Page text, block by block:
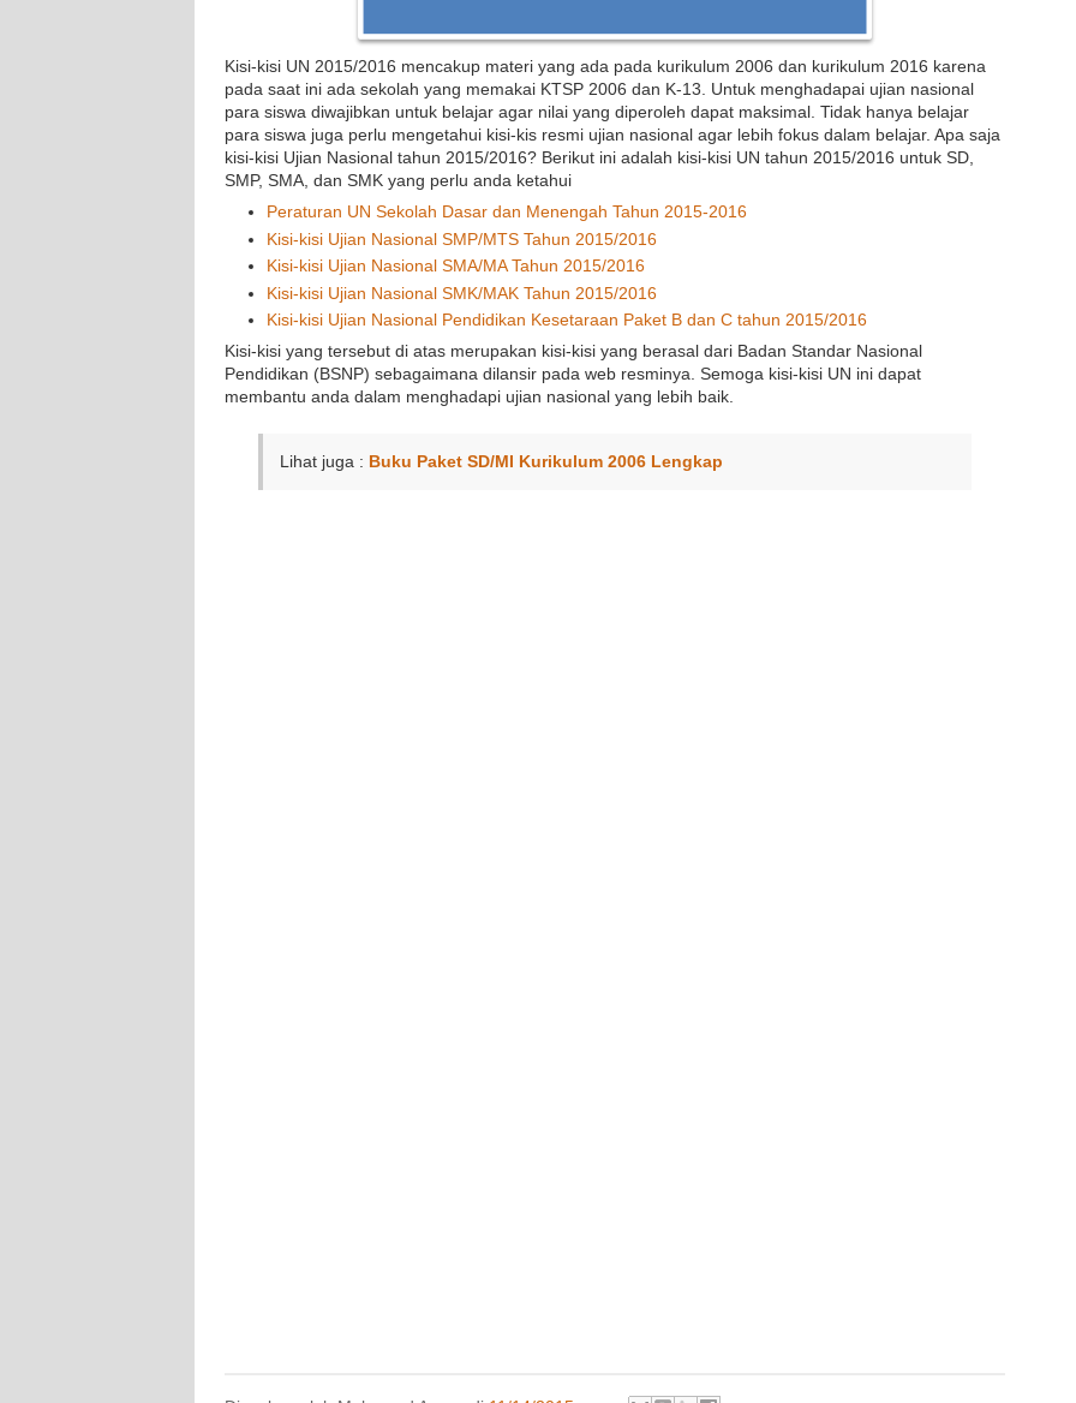
Kisi-kisi UN 2015/2016 mencakup materi yang ada pada kurikulum 2006 dan kurikulum 2016 karena
pada saat ini ada sekolah yang memakai KTSP 2006 dan K-13. Untuk menghadapai ujian nasional
para siswa diwajibkan untuk belajar agar nilai yang diperoleh dapat maksimal. Tidak hanya belajar
para siswa juga perlu mengetahui kisi-kis resmi ujian nasional agar lebih fokus dalam belajar. Apa saja
kisi-kisi Ujian Nasional tahun 2015/2016? Berikut ini adalah kisi-kisi UN tahun 2015/2016 untuk SD,
SMP, SMA, dan SMK yang perlu anda ketahui
Peraturan UN Sekolah Dasar dan Menengah Tahun 2015-2016
Kisi-kisi Ujian Nasional SMP/MTS Tahun 2015/2016
Kisi-kisi Ujian Nasional SMA/MA Tahun 2015/2016
Kisi-kisi Ujian Nasional SMK/MAK Tahun 2015/2016
Kisi-kisi Ujian Nasional Pendidikan Kesetaraan Paket B dan C tahun 2015/2016
Kisi-kisi yang tersebut di atas merupakan kisi-kisi yang berasal dari Badan Standar Nasional
Pendidikan (BSNP) sebagaimana dilansir pada web resminya. Semoga kisi-kisi UN ini dapat
membantu anda dalam menghadapi ujian nasional yang lebih baik.
Lihat juga : Buku Paket SD/MI Kurikulum 2006 Lengkap